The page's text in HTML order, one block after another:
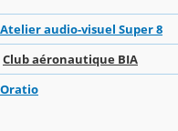
Atelier audio-visuel Super 8
Club aéronautique BIA
Oratio